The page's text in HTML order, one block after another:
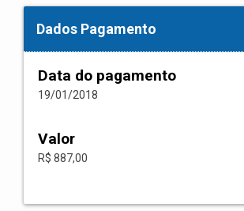
Dados Pagamento
Data do pagamento
19/01/2018
Valor
R$ 887,00